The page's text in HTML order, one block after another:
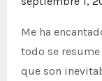
d
a
s
Me ha
todo se resume
que son